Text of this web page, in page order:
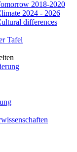
2018-2020
2024 - 2026
differences
Tafel